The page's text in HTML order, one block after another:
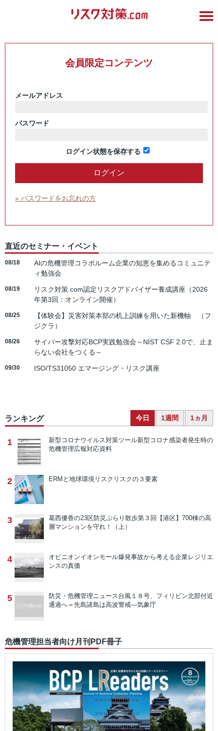
会員限定コンテンツ
メールアドレス
パスワード
ログイン状態を保存する
» パスワードをお忘れの方
直近のセミナー・イベント
08/18
AIの危機管理コラボルーム企業の知恵を集めるコミュニテ
ィ勉強会
08/19
リスク対策.com認定リスクアドバイザー養成講座（2026
年第3回：オンライン開催）
08/25
【体験会】災害対策本部の机上訓練を用いた新機軸 （フ
ジクラ）
08/26
サイバー攻撃対応BCP実践勉強会～NIST CSF 2.0で、止ま
らない会社をつくる～
09/30 ISO/TS31050 エマージング・リスク講座
ランキング 今日 1週間 1ヵ月
1 新型コロナウイルス対策ツール新型コロナ感染者発生時の
危機管理広報対応資料
2 ERMと地球環境リスク リスクの３要素
3 葛西優香の23区防災ぶらり散歩第３回【港区】700棟の高
層マンションを守れ！（上）
4 オピニオンイオンモール爆発事故から考える企業レジリエ
ンスの真価
5 防災・危機管理ニュース台風１８号、フィリピン北部付近
通過へ＝先島諸島は高波警戒―気象庁
危機管理担当者向け月刊PDF冊子